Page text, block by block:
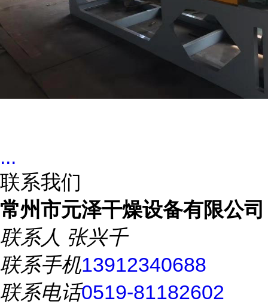
...
联系我们
常州市元泽干燥设备有限公司
联系人 张兴千
联系手机13912340688
联系电话0519-81182602